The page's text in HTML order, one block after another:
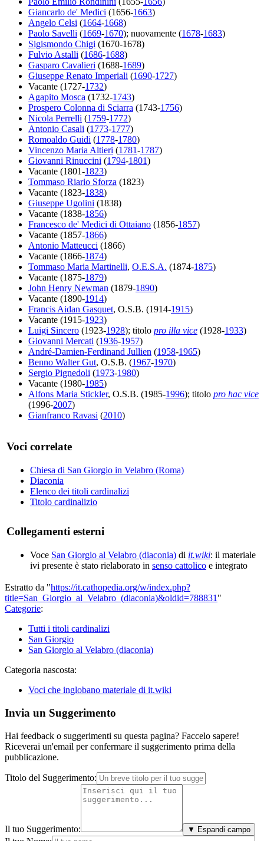
Giancarlo de' Medici (1656-1663)
Angelo Celsi (1664-1668)
Paolo Savelli (1669-1670); nuovamente (1678-1683)
Sigismondo Chigi (1670-1678)
Fulvio Astalli (1686-1688)
Gasparo Cavalieri (1688-1689)
Giuseppe Renato Imperiali (1690-1727)
Vacante (1727-1732)
Agapito Mosca (1732-1743)
Prospero Colonna di Sciarra (1743-1756)
Nicola Perrelli (1759-1772)
Antonio Casali (1773-1777)
Romoaldo Guidi (1778-1780)
Vincenzo Maria Altieri (1781-1787)
Giovanni Rinuccini (1794-1801)
Vacante (1801-1823)
Tommaso Riario Sforza (1823)
Vacante (1823-1838)
Giuseppe Ugolini (1838)
Vacante (1838-1856)
Francesco de' Medici di Ottaiano (1856-1857)
Vacante (1857-1866)
Antonio Matteucci (1866)
Vacante (1866-1874)
Tommaso Maria Martinelli, O.E.S.A. (1874-1875)
Vacante (1875-1879)
John Henry Newman (1879-1890)
Vacante (1890-1914)
Francis Aidan Gasquet, O.S.B. (1914-1915)
Vacante (1915-1923)
Luigi Sincero (1923-1928); titolo pro illa vice (1928-1933)
Giovanni Mercati (1936-1957)
André-Damien-Ferdinand Jullien (1958-1965)
Benno Walter Gut, O.S.B. (1967-1970)
Sergio Pignedoli (1973-1980)
Vacante (1980-1985)
Alfons Maria Stickler, O.S.B. (1985-1996); titolo pro hac vice
(1996-2007)
Gianfranco Ravasi (2010)
Voci correlate
Chiesa di San Giorgio in Velabro (Roma)
Diaconia
Elenco dei titoli cardinalizi
Titolo cardinalizio
Collegamenti esterni
Voce San Giorgio al Velabro (diaconia) di it.wiki: il materiale
ivi presente è stato rielaborato in senso cattolico e integrato
Estratto da "https://it.cathopedia.org/w/index.php?
title=San_Giorgio_al_Velabro_(diaconia)&oldid=788831"
Categorie:
Tutti i titoli cardinalizi
San Giorgio
San Giorgio al Velabro (diaconia)
Categoria nascosta:
Voci che inglobano materiale di it.wiki
Invia un Suggerimento
Hai feedback o suggerimenti su questa pagina? Faccelo sapere!
Riceverai un'email per confermare il suggerimento prima della
pubblicazione.
Titolo del Suggerimento:
Il tuo Suggerimento: ▼ Espandi campo